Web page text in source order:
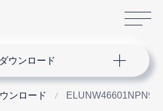
ウンロード
ンロード ELUNW46601NPN9